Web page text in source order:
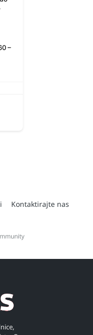
–
Kontaktirajte nas